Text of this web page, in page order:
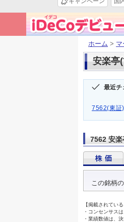
ホーム >
安楽亭
最近チ
7562(東証)
7562 安楽